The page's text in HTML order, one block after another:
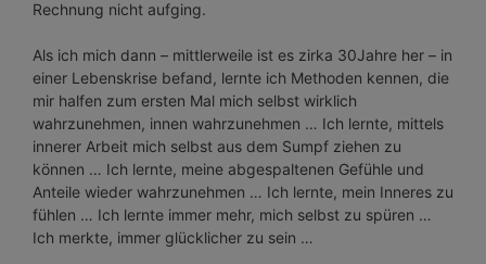
Rechnung nicht aufging.
Als ich mich dann – mittlerweile ist es zirka 30Jahre her – in
einer Lebenskrise befand, lernte ich Methoden kennen, die
mir halfen zum ersten Mal mich selbst wirklich
wahrzunehmen, innen wahrzunehmen … Ich lernte, mittels
innerer Arbeit mich selbst aus dem Sumpf ziehen zu
können … Ich lernte, meine abgespaltenen Gefühle und
Anteile wieder wahrzunehmen … Ich lernte, mein Inneres zu
fühlen … Ich lernte immer mehr, mich selbst zu spüren …
Ich merkte, immer glücklicher zu sein …